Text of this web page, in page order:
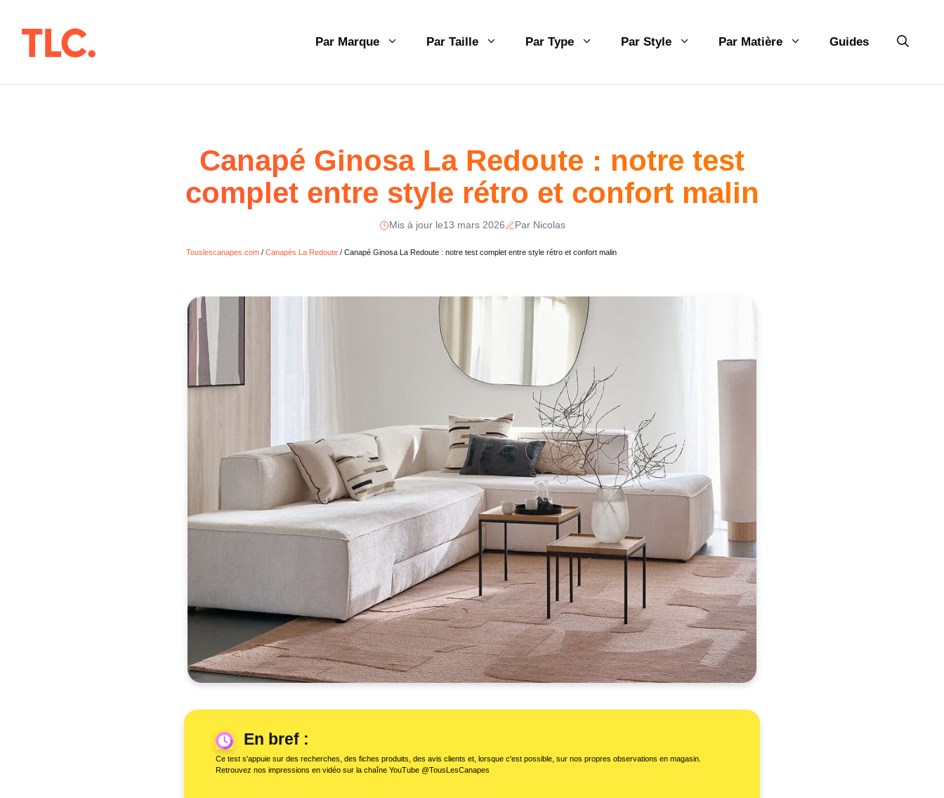
Par Marque Par Taille Par Type Par Style Par Matière Guides
Canapé Ginosa La Redoute : notre test
complet entre style rétro et confort malin
Mis à jour le13 mars 2026 Par Nicolas
Touslescanapes.com / Canapés La Redoute / Canapé Ginosa La Redoute : notre test complet entre style rétro et confort malin
En bref :
Ce test s'appuie sur des recherches, des fiches produits, des avis clients et, lorsque c'est possible, sur nos propres observations en magasin.
Retrouvez nos impressions en vidéo sur la chaîne YouTube @TousLesCanapes